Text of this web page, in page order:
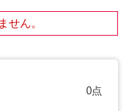
せん。
0点